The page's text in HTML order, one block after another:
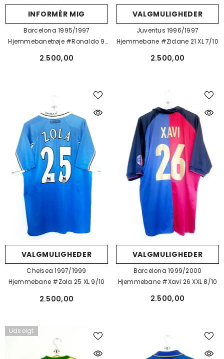
INFORMÉR MIG
Barcelona 1995/1997
Hjemmebanetrøje #Ronaldo 9
2.500,00
VALGMULIGHEDER
Juventus 1996/1997
Hjemmebane #Zidane 21 XL 7/10
2.500,00
VALGMULIGHEDER
Chelsea 1997/1999
Hjemmebane #Zola 25 XL 9/10
2.500,00
VALGMULIGHEDER
Barcelona 1999/2000
Hjemmebane #Xavi 26 XXL 8/10
2.500,00
Udsolgt